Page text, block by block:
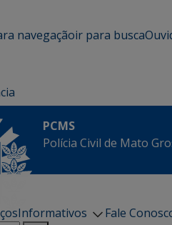
navegaçãoir para busca
PCMS
Polícia Civil de Mato
Informativos Fale